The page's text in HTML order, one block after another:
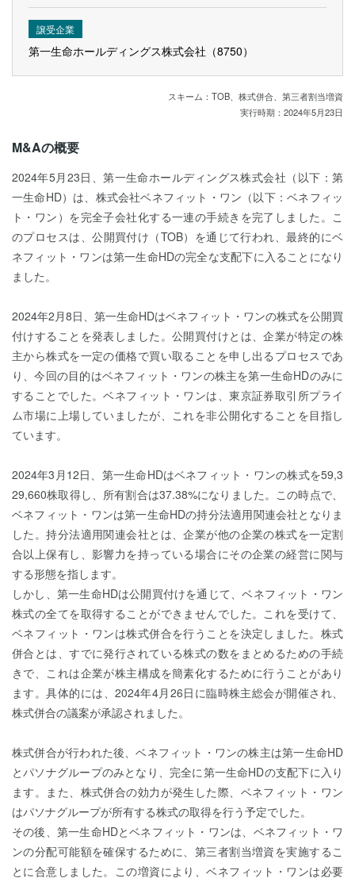
譲受企業
第一生命ホールディングス株式会社（8750）
スキーム：TOB、株式併合、第三者割当増資
実行時期：2024年5月23日
M&Aの概要
2024年5月23日、第一生命ホールディングス株式会社（以下：第
一生命HD）は、株式会社ベネフィット・ワン（以下：ベネフィッ
ト・ワン）を完全子会社化する一連の手続きを完了しました。こ
のプロセスは、公開買付け（TOB）を通じて行われ、最終的にベ
ネフィット・ワンは第一生命HDの完全な支配下に入ることになり
ました。
2024年2月8日、第一生命HDはベネフィット・ワンの株式を公開買
付けすることを発表しました。公開買付けとは、企業が特定の株
主から株式を一定の価格で買い取ることを申し出るプロセスであ
り、今回の目的はベネフィット・ワンの株主を第一生命HDのみに
することでした。ベネフィット・ワンは、東京証券取引所プライ
ム市場に上場していましたが、これを非公開化することを目指し
ています。
2024年3月12日、第一生命HDはベネフィット・ワンの株式を59,3
29,660株取得し、所有割合は37.38%になりました。この時点で、
ベネフィット・ワンは第一生命HDの持分法適用関連会社となりま
した。持分法適用関連会社とは、企業が他の企業の株式を一定割
合以上保有し、影響力を持っている場合にその企業の経営に関与
する形態を指します。
しかし、第一生命HDは公開買付けを通じて、ベネフィット・ワン
株式の全てを取得することができませんでした。これを受けて、
ベネフィット・ワンは株式併合を行うことを決定しました。株式
併合とは、すでに発行されている株式の数をまとめるための手続
きで、これは企業が株主構成を簡素化するために行うことがあり
ます。具体的には、2024年4月26日に臨時株主総会が開催され、
株式併合の議案が承認されました。
株式併合が行われた後、ベネフィット・ワンの株主は第一生命HD
とパソナグループのみとなり、完全に第一生命HDの支配下に入り
ます。また、株式併合の効力が発生した際、ベネフィット・ワン
はパソナグループが所有する株式の取得を行う予定でした。
その後、第一生命HDとベネフィット・ワンは、ベネフィット・ワ
ンの分配可能額を確保するために、第三者割当増資を実施するこ
とに合意しました。この増資により、ベネフィット・ワンは必要